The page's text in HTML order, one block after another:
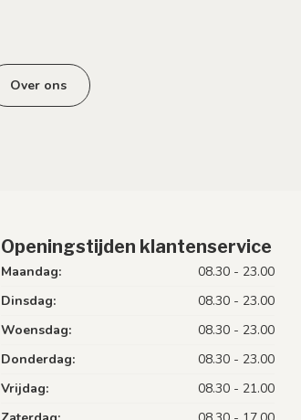
Over ons
Openingstijden klantenservice
Maandag:
08.30 - 23.00
Dinsdag:
08.30 - 23.00
Woensdag:
08.30 - 23.00
Donderdag:
08.30 - 23.00
Vrijdag:
08.30 - 21.00